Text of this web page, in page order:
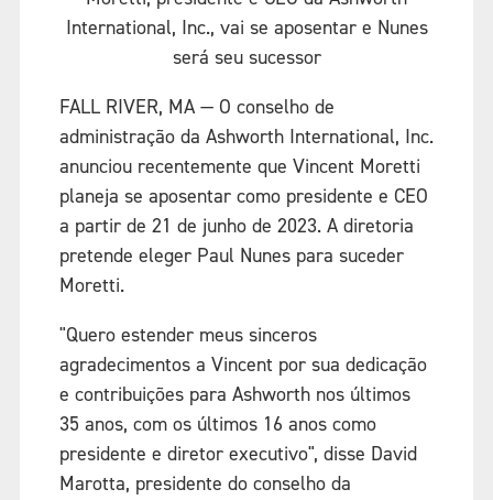
International, Inc., vai se aposentar e Nunes
será seu sucessor
FALL RIVER, MA — O conselho de
administração da Ashworth International, Inc.
anunciou recentemente que Vincent Moretti
planeja se aposentar como presidente e CEO
a partir de 21 de junho de 2023. A diretoria
pretende eleger Paul Nunes para suceder
Moretti.
"Quero estender meus sinceros
agradecimentos a Vincent por sua dedicação
e contribuições para Ashworth nos últimos
35 anos, com os últimos 16 anos como
presidente e diretor executivo", disse David
Marotta, presidente do conselho da